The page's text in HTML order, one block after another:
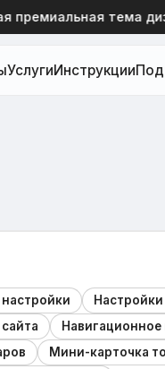
тема
УслугиИнструкции
Настройки
Мини-карточка